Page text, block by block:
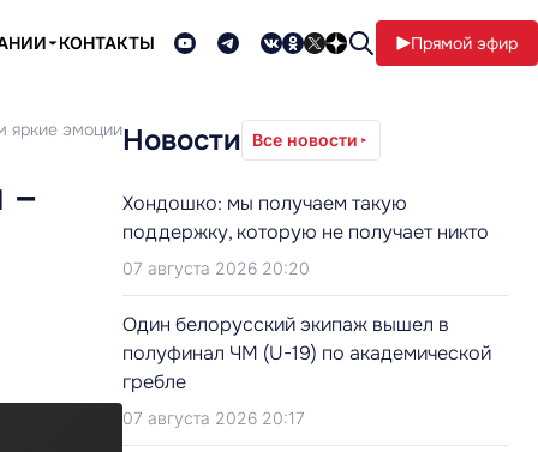
КОНТАКТЫ Прямой эфир
яркие эмоции
–
Новости Все новости
Хондошко: мы получаем такую
поддержку, которую не получает никто
07 августа 2026 20:20
Один белорусский экипаж вышел в
полуфинал ЧМ (U-19) по академической
гребле
07 августа 2026 20:17